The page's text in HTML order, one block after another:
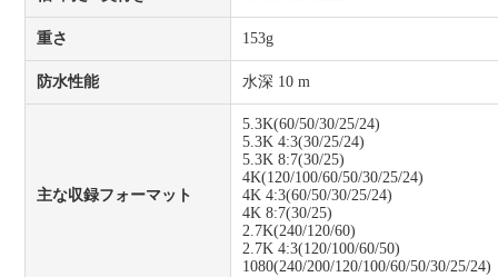
重さ 153g
防水性能 水深 10 m
主な収録フォーマット
5.3K(60/50/30/25/24)
5.3K 4:3(30/25/24)
5.3K 8:7(30/25)
4K(120/100/60/50/30/25/24)
4K 4:3(60/50/30/25/24)
4K 8:7(30/25)
2.7K(240/120/60)
2.7K 4:3(120/100/60/50)
1080(240/200/120/100/60/50/30/25/24)